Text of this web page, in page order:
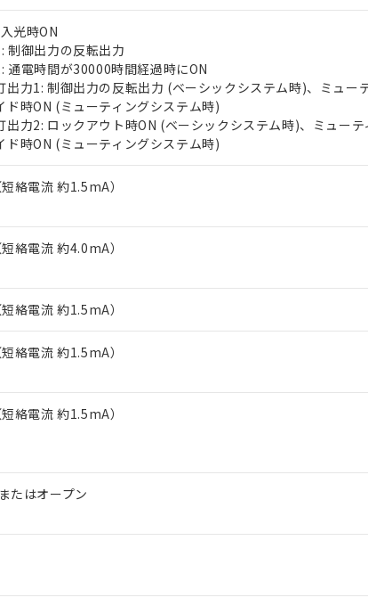
光時ON
制御出力の反転出力
通電時間が30000時間経過時にON
出力1: 制御出力の反転出力 (ベーシックシステム時)、ミュー
ド時ON (ミューティングシステム時)
出力2: ロックアウト時ON (ベーシックシステム時)、ミュー
ド時ON (ミューティングシステム時)
絡電流 約1.5mA）
絡電流 約4.0mA）
絡電流 約1.5mA）
絡電流 約1.5mA）
絡電流 約1.5mA）
たはオープン
き、同意のうえご利用ください。
制御機器事業取扱商品の当社在庫状況および標準価格(税抜)を
扱商品の中には、本サービスの対象外となる商品もあること
価格照会結果は、記載している更新日時点での社内データに
た時点での実際の在庫および標準価格とは異なる場合がある
標準価格はお客様のお取引先、またはお客様担当のオムロン
売店や当社販売拠点は「販売ネットワーク
」をご確認くだ
格結果を当社の事前の承諾なく第三者に漏洩または開示しな
す。
ト上で当社にご登録された部品リストについて、当社および
。
1000ppm以下、 カドミウム(Cd) 100ppm以下、
、ポリ臭化ビフェニル類(PBB) 1000ppm以下、ポリ臭化ジフェニルエーテル類
) (DEHP)(別名：DOP) 1000ppm以下、フタル酸ブチルベンジル（BBP）
ル酸ジイソブチル (DIBP) 1000ppm以下
よび制御機器に対する適用除外項目は除く。
いては閾値を超える意図的な使用がないことを確認しています。
どにより、予定月が前後することがあります。
ンロード
ンロードすることができます。
の非含有証明書
社基準）
非含有を証明するもので、過去に遡って非含有を証明するも
対応日を記載しておりました。
庫切替を完了していることから、特段のことがない限り、
率が中国RoHSの基準値以下であることを示します。
率が中国RoHSの基準値を超えていることを示します。
販売部門へお問い合わせください。
T26572)：
、 Cd(カドミウム) : 100ppm、
PBBs(ポリ臭化ビフェニル類) : 1000ppm、 PBDEs(ポリ臭化ジフェニルエーテ
、 DIBP(フタル酸ジイソブチル) : 1000ppm、 BBP(フタル酸ブチルベンジル
シル)) : 1000ppm
）のすべてが基準値以下であることを示します。
下において有害物質が外部に漏えいし、環境に深刻な影響を及
製品のうち、外国為替および外国貿易法に定める商品（以下｢
外への提供する場合は、日本国政府の輸出許可(または役務取
をとります。
棄する場合は、完全に破砕するなど、違法に輸出されないよ
核兵器、ミサイル、化学兵器、生物兵器またはその他武器並
しません。
および販売に係わる関係者が違法に輸出するおそれがある場
庫あり
在庫状況については、お客様のお取引先、またはお客様担当
また在庫状況の情報を公開していない機種